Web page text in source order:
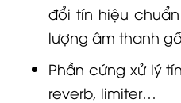
đổi tín hiệu
lượng âm thanh
Phần cứng xử lý
reverb, limiter…